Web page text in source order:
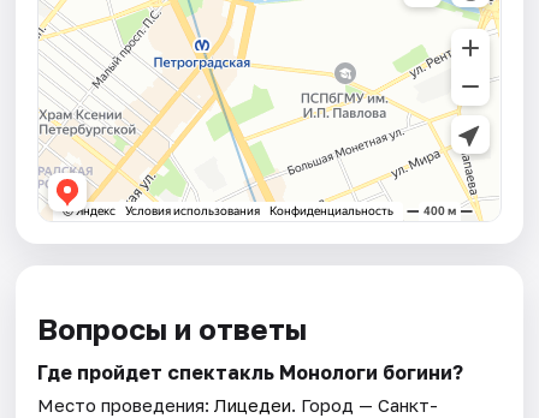
Вопросы и ответы
Где пройдет спектакль Монологи богини?
Место проведения: Лицедеи . Город — Санкт-